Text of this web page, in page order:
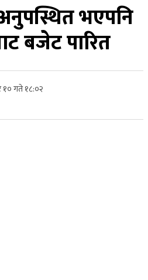
अनुपस्थित भएपनि
बजेट पारित
१० गते १८:०२